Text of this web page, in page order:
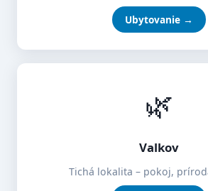
Ubytovanie →
🌿
Valkov
Tichá lokalita – pokoj,